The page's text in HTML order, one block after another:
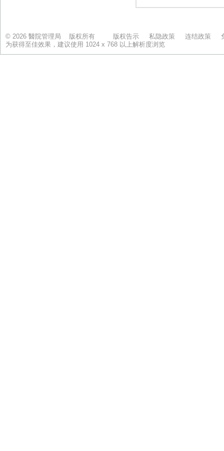
© 2026 醫院管理局 版权所有 版权告示 私隐政策 连结政策
为获得至佳效果，建议使用 1024 x 768 以上解析度浏览